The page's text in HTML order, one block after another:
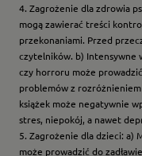
4. Zagrożenie dla zdrowia
mogą zawierać treści
przekonaniami. Przed
czytelników. b) Intensywne
czy horroru może
problemów z
książek może negatywnie
stres, niepokój, a nawet
5. Zagrożenie dla dzieci: a)
może prowadzić do